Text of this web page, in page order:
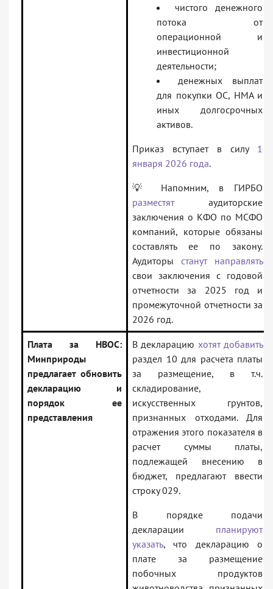
чистого денежного
потока от
операционной и
инвестиционной
деятельности;
денежных выплат
для покупки ОС, НМА и
иных долгосрочных
активов.
Приказ вступает в силу 1
января 2026 года.
💡 Напомним, в ГИРБО
разместятаудиторские
заключения о КФО по МСФО
компаний, которые обязаны
составлять ее по закону.
Аудиторы станут направлять
свои заключения с годовой
отчетности за 2025 год и
промежуточной отчетности за
2026 год.
Плата за НВОС:
Минприроды
предлагает обновить
декларацию и
порядок ее
представления
В декларацию хотят добавить
раздел 10 для расчета платы
за размещение, в т.ч.
складирование,
искусственных грунтов,
признанных отходами. Для
отражения этого показателя в
расчет суммы платы,
подлежащей внесению в
бюджет, предлагают ввести
строку 029.
В порядке подачи
декларации планируют
указать, что декларацию о
плате за размещение
побочных продуктов